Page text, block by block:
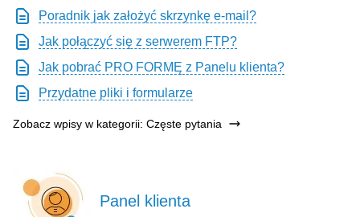
Poradnik jak założyć skrzynkę e-mail?
Jak połączyć się z serwerem FTP?
Jak pobrać PRO FORMĘ z Panelu klienta?
Przydatne pliki i formularze
Zobacz wpisy w kategorii: Częste pytania
Panel klienta